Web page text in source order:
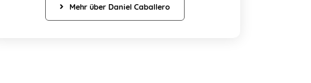
Mehr über Daniel Caballero